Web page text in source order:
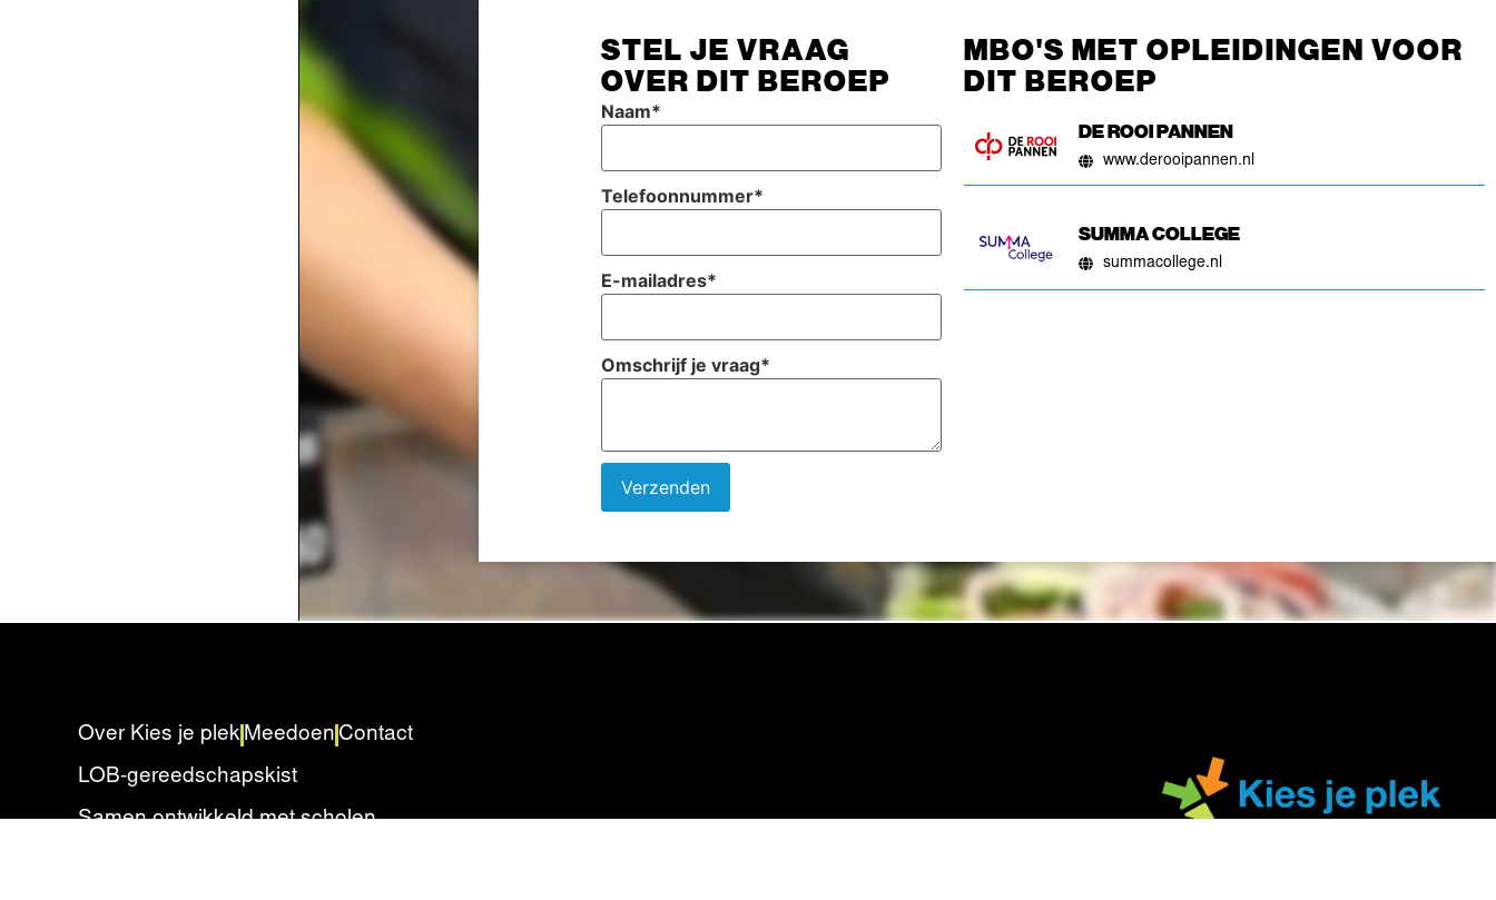
STEL JE VRAAG
OVER DIT BEROEP
Naam*
Telefoonnummer*
E-mailadres*
Omschrijf je vraag*
Verzenden
MBO'S MET OPLEIDINGEN VOOR
DIT BEROEP
DE ROOI PANNEN
www.derooipannen.nl
SUMMA COLLEGE
summacollege.nl
Over Kies je plek Meedoen Contact
LOB-gereedschapskist
Samen ontwikkeld met scholen